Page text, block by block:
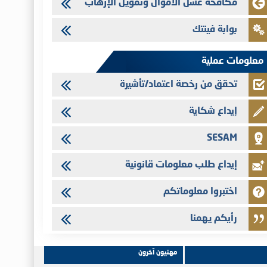
28/07/2026
24/07/2026
Saham Leasing - التحيين السنوي لملف المعلومات المتعلق ببرنامج
إصدار سندات شركات التمويل
مكافحة غسل الأموال وتمويل الإرهاب
بوابة فينتك
معلومات عملية
تحقق من رخصة اعتماد/تأشيرة
إيداع شكاية
SESAM
إيداع طلب معلومات قانونية
اختبروا معلوماتكم
رأيكم يهمنا
مهنيون آخرون